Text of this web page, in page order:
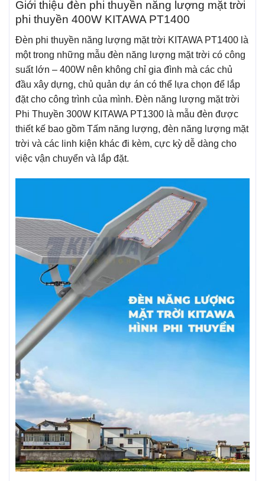
Giới thiệu đèn phi thuyền năng lượng mặt trời
phi thuyền 400W KITAWA PT1400
Đèn phi thuyền năng lượng mặt trời KITAWA PT1400 là
một trong những mẫu đèn năng lượng mặt trời có công
suất lớn – 400W nên không chỉ gia đình mà các chủ
đầu xây dựng, chủ quản dự án có thể lựa chọn để lắp
đặt cho công trình của mình. Đèn năng lượng mặt trời
Phi Thuyền 300W KITAWA PT1300 là mẫu đèn được
thiết kế bao gồm Tấm năng lượng, đèn năng lượng mặt
trời và các linh kiện khác đi kèm, cực kỳ dễ dàng cho
việc vận chuyển và lắp đặt.